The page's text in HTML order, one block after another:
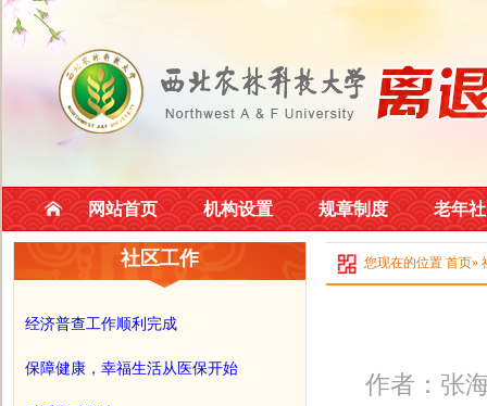
网站首页 机构设置 规章制度 老年
社区工作
经济普查工作顺利完成
保障健康，幸福生活从医保开始
您现在的位置 首页»
作者：张